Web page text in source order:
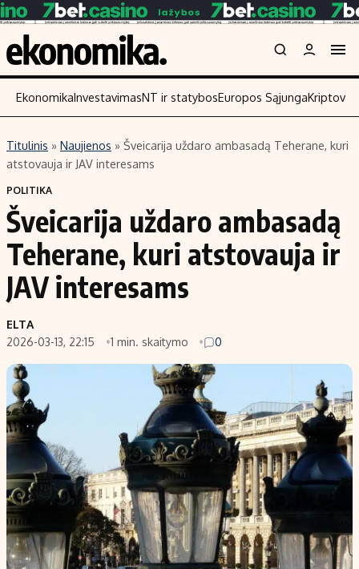
Turinys
Naujienos
Aplinka
Verslas
Energetika
Ekonomika
NT ir statybos
Įmonės
Technologijos
Laisvalaikis
Populiarios temos
Investavimas
Akcijų rinka
Saulės elektrinės
Kriptovaliutos
Infliacija
Migracija
Titulinis
Nedarbo išmokos skaičiuoklė
Indėliai
Indėlių skaičiuoklė
Būsto finansai
Įdomios naujienos
EkonomikaInvestavimasNT ir statybosEuropos Sąjunga
Titulinis » Naujienos » Šveicarija uždaro ambasadą Teherane, kuri
atstovauja ir JAV interesams
POLITIKA
Šveicarija uždaro ambasadą
Teherane, kuri atstovauja ir
JAV interesams
ELTA
2026-03-13, 22:15
1 min. skaitymo 0